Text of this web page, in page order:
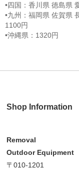
•四国：香川県 徳島県
•九州：福岡県 佐賀県
1100円
•沖縄県：1320円
Shop Information
Removal
Outdoor Equipment
〒010-1201